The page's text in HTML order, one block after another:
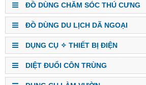
ĐỒ DÙNG CHĂM SÓC THÚ CƯNG
ĐỒ DÙNG DU LỊCH DÃ NGOẠI
DỤNG CỤ ✧ THIẾT BỊ ĐIỆN
DIỆT ĐUỔI CÔN TRÙNG